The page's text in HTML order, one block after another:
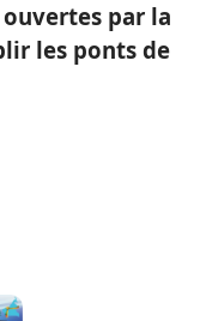
par la
les ponts de